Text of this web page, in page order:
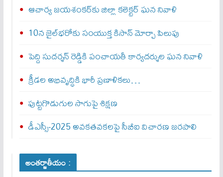
ఆచార్య జయశంకర్‌కు జిల్లా కలెక్టర్ ఘన నివాళి
10న జైల్‌భరోకు సంయుక్త కిసాన్ మోర్చా పిలుపు
పెద్ది సుదర్శన్ రెడ్డికి పంచాయతీ కార్యదర్శుల ఘన నివాళి
క్రీడల అభివృద్ధికి భారీ ప్రణాళికలు…
పుట్టగొడుగుల సాగుపై శిక్షణ
డీఎస్సీ-2025 అవకతవకలపై సీబీఐ విచారణ జరపాలి
అంతర్జాతీయం :